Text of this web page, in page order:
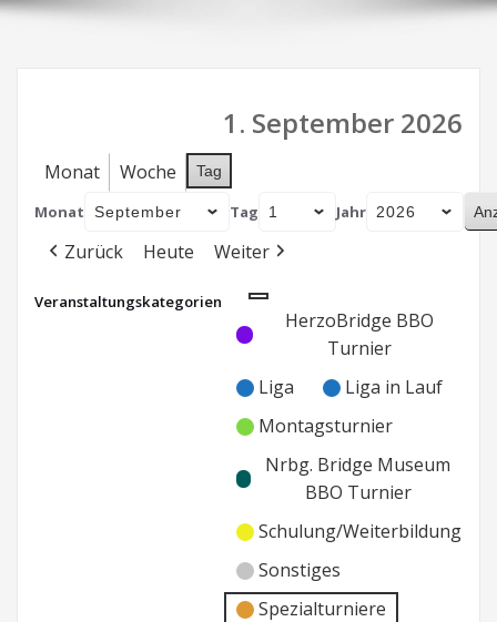
1. September 2026
Monat Woche Tag
Monat Tag Jahr
Zurück Heute Weiter
Veranstaltungskategorien
Kategorie
ohne
Kategorie
HerzoBridge BBO
Turnier
Liga
Liga in Lauf
Montagsturnier
Nrbg. Bridge Museum
BBO Turnier
Schulung/Weiterbildung
Sonstiges
Spezialturniere